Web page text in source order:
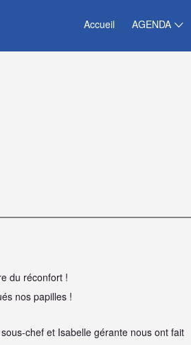
Accueil AGENDA
du réconfort !
nos papilles !
chef et Isabelle gérante nous ont fait